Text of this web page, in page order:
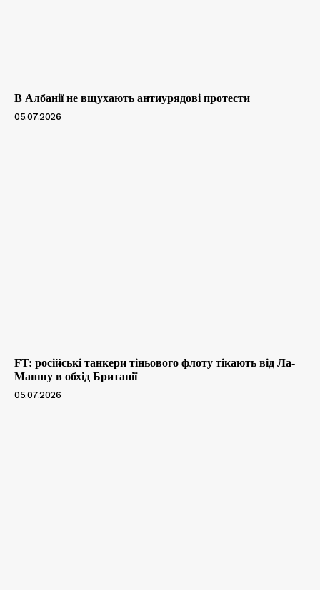
В Албанії не вщухають антиурядові протести
05.07.2026
FT: російські танкери тіньового флоту тікають від Ла-
Маншу в обхід Британії
05.07.2026